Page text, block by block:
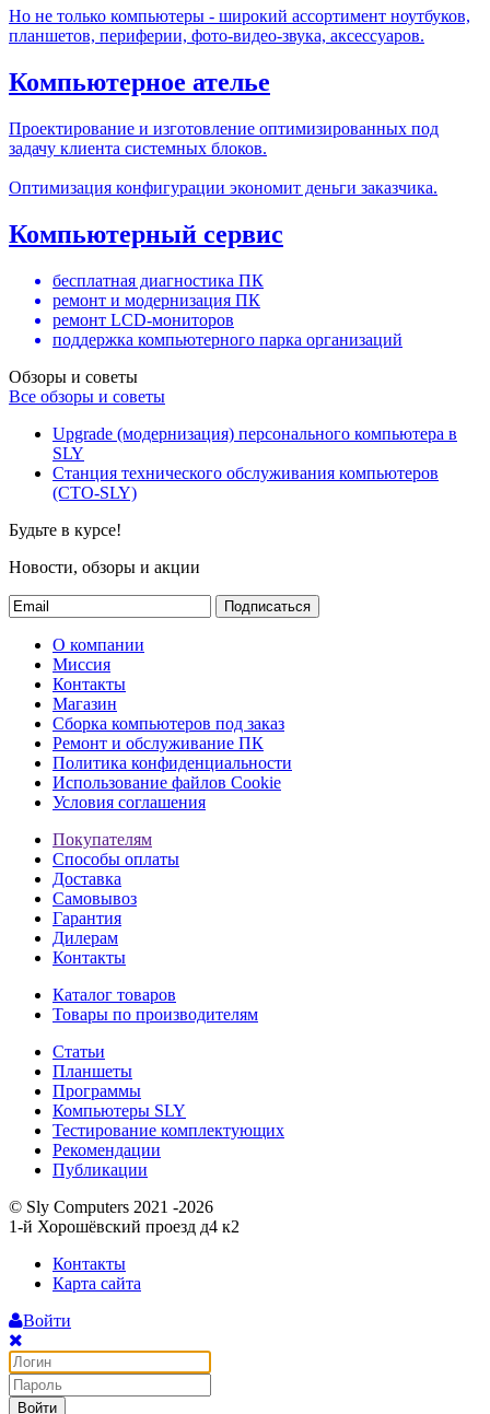
Но не только компьютеры - широкий ассортимент ноутбуков,
планшетов, периферии, фото-видео-звука, аксессуаров.
Компьютерное ателье
Проектирование и изготовление оптимизированных под
задачу клиента системных блоков.
Оптимизация конфигурации экономит деньги заказчика.
Компьютерный сервис
бесплатная диагностика ПК
ремонт и модернизация ПК
ремонт LCD-мониторов
поддержка компьютерного парка организаций
Обзоры и советы
Все обзоры и советы
Upgrade (модернизация) персонального компьютера в
SLY
Станция технического обслуживания компьютеров
(СТО-SLY)
Будьте в курсе!
Новости, обзоры и акции
Подписаться
О компании
Миссия
Контакты
Магазин
Сборка компьютеров под заказ
Ремонт и обслуживание ПК
Политика конфиденциальности
Использование файлов Cookie
Условия соглашения
Покупателям
Способы оплаты
Доставка
Самовывоз
Гарантия
Дилерам
Контакты
Каталог товаров
Товары по производителям
Статьи
Планшеты
Программы
Компьютеры SLY
Тестирование комплектующих
Рекомендации
Публикации
© Sly Computers 2021 -2026
1-й Хорошёвский проезд д4 к2
Контакты
Карта сайта
Войти
Войти